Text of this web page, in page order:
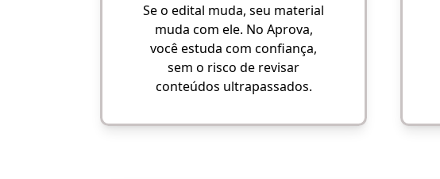
Se o edital muda, seu material
muda com ele. No Aprova,
você estuda com confiança,
sem o risco de revisar
conteúdos ultrapassados.